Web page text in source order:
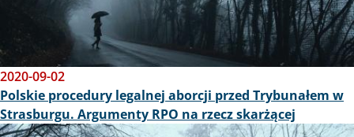
2020-09-02
Polskie procedury legalnej aborcji przed Trybunałem w
Strasburgu. Argumenty RPO na rzecz skarżącej
Obraz